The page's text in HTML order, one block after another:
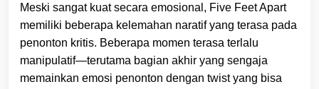
Meski sangat kuat secara emosional, Five Feet Apart
memiliki beberapa kelemahan naratif yang terasa pada
penonton kritis. Beberapa momen terasa terlalu
manipulatif—terutama bagian akhir yang sengaja
memainkan emosi penonton dengan twist yang bisa